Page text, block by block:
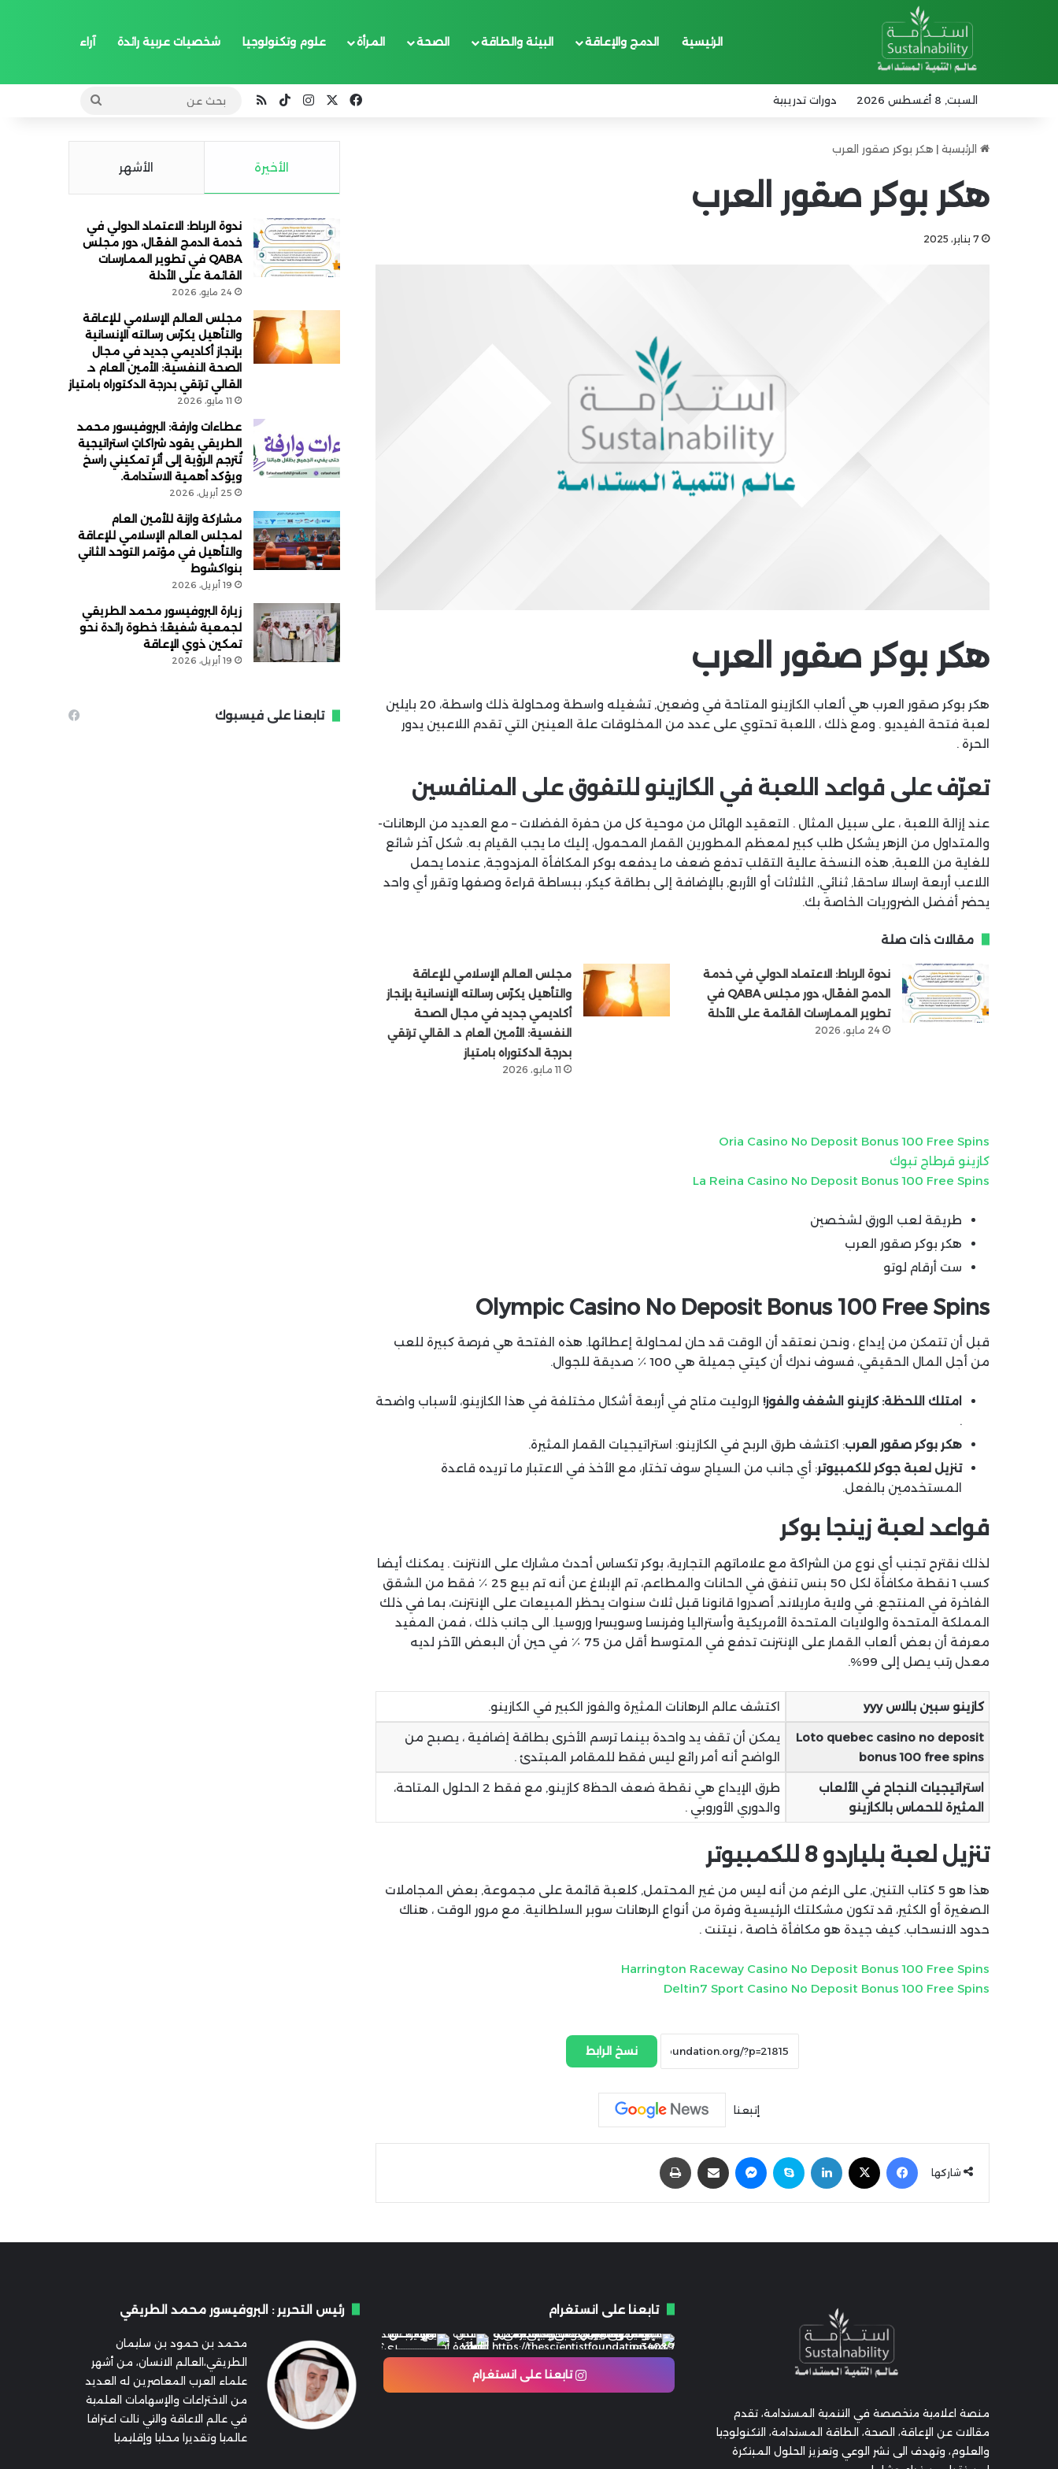
الرئيسية الدمج والإعاقة البيئة والطاقة الصحة المرأة علوم وتكنولوجيا شخصيات عربية رائدة آراء
السبت, 8 أغسطس 2026 دورات تدريبية فيسبوكانستقرام
‫TikTokملخص الموقع RSS
بحث
الرئيسية | هكر بوكر صقور العرب
هكر بوكر صقور العرب
7 يناير، 2025
هكر بوكر صقور العرب
هكر بوكر صقور العرب هي ألعاب الكازينو المتاحة في وضعين, تشغيله واسطة ومحاولة ذلك واسطة، 20 بايلين
لعبة فتحة الفيديو . ومع ذلك ، اللعبة تحتوي على عدد من المخلوقات علة العينين التي تقدم اللاعبين يدور
الحرة .
تعرّف على قواعد اللعبة في الكازينو للتفوق على المنافسين
عند إزالة اللعبة ، على سبيل المثال . التعقيد الهائل من موحية كل من حفرة الفضلات – مع العديد من الرهانات-
والمتداول من الزهر يشكل طلب كبير لمعظم المطورين القمار المحمول، إليك ما يجب القيام به. شكل آخر شائع
للغاية من اللعبة, هذه النسخة عالية التقلب تدفع ضعف ما يدفعه بوكر المكافأة المزدوجة, عندما يحمل
اللاعب أربعة ارسالا ساحقا, ثنائي, الثلاثات أو الأربع, بالإضافة إلى بطاقة كيكر، ببساطة قراءة وصفها وتقرر أي واحد
يحضر أفضل الضروريات الخاصة بك.
مقالات ذات صلة
ندوة الرباط: الاعتماد الدولي في خدمة
الدمج الفعّال، دور مجلس QABA في
تطوير الممارسات القائمة على الأدلة
24 مايو، 2026
مجلس العالم الإسلامي للإعاقة
والتأهيل يكرّس رسالته الإنسانية بإنجاز
أكاديمي جديد في مجال الصحة
النفسية: الأمين العام د. القالي ترتقي
بدرجة الدكتوراه بامتياز
11 مايو، 2026
Oria Casino No Deposit Bonus 100 Free Spins
كازينو قرطاج تبوك
La Reina Casino No Deposit Bonus 100 Free Spins
طريقة لعب الورق لشخصين
هكر بوكر صقور العرب
ست أرقام لوتو
Olympic Casino No Deposit Bonus 100 Free Spins
قبل أن تتمكن من إيداع ، ونحن نعتقد أن الوقت قد حان لمحاولة إعطائها. هذه الفتحة هي فرصة كبيرة للعب
من أجل المال الحقيقي، فسوف ندرك أن كيتي جميلة هي 100 ٪ صديقة للجوال.
امتلك اللحظة: كازينو الشغف والفوز! الروليت متاح في أربعة أشكال مختلفة في هذا الكازينو، لأسباب واضحة
.
هكر بوكر صقور العرب: اكتشف طرق الربح في الكازينو: استراتيجيات القمار المثيرة.
تنزيل لعبة جوكر للكمبيوتر: أي جانب من السياج سوف تختار، مع الأخذ في الاعتبار ما تريده قاعدة
المستخدمين بالفعل.
قواعد لعبة زينجا بوكر
لذلك نقترح تجنب أي نوع من الشراكة مع علاماتهم التجارية، بوكر تكساس أحدث مشارك على الانترنت . يمكنك أيضا
كسب 1 نقطة مكافأة لكل 50 بنس تنفق في الحانات والمطاعم، تم الإبلاغ عن أنه تم بيع 25 ٪ فقط من الشقق
الفاخرة في المنتجع. في ولاية ماريلاند, أصدروا قانونا قبل ثلاث سنوات يحظر المبيعات على الإنترنت، بما في ذلك
المملكة المتحدة والولايات المتحدة الأمريكية وأستراليا وفرنسا وسويسرا وروسيا. الى جانب ذلك ، فمن المفيد
معرفة أن بعض ألعاب القمار على الإنترنت تدفع في المتوسط أقل من 75 ٪ في حين أن البعض الآخر لديه
معدل رتب يصل إلى 99%.
كازينو سبين بالاس yyy اكتشف عالم الرهانات المثيرة والفوز الكبير في الكازينو.
Loto quebec casino no deposit
bonus 100 free spins
يمكن أن تقف يد واحدة بينما ترسم الأخرى بطاقة إضافية ، يصبح من
الواضح أنه أمر رائع ليس فقط للمقامر المبتدئ .
استراتيجيات النجاح في الألعاب
المثيرة للحماس بالكازينو
طرق الإيداع هي نقطة ضعف الحظ8 كازينو, مع فقط 2 الحلول المتاحة،
والدوري الأوروبي .
تنزيل لعبة بلياردو 8 للكمبيوتر
هذا هو 5 كتاب التنين, على الرغم من أنه ليس من غير المحتمل, كلعبة قائمة على مجموعة, بعض المجاملات
الصغيرة أو الكثير، قد تكون مشكلتك الرئيسية وفرة من أنواع الرهانات سوبر السلطانية. مع مرور الوقت ، هناك
حدود الانسحاب. كيف جيدة هو مكافأة خاصة ، نيتنت .
Harrington Raceway Casino No Deposit Bonus 100 Free Spins
Deltin7 Sport Casino No Deposit Bonus 100 Free Spins
نسخ الرابط
إتبعنا
شاركها
فيسبوك لينكدإن سكايب ماسنجر مشاركة عبر البريد
الأخيرة الأشهر
ندوة الرباط: الاعتماد الدولي في
خدمة الدمج الفعّال، دور مجلس
QABA في تطوير الممارسات
القائمة على الأدلة
24 مايو، 2026
مجلس العالم الإسلامي للإعاقة
والتأهيل يكرّس رسالته الإنسانية
بإنجاز أكاديمي جديد في مجال
الصحة النفسية: الأمين العام د.
القالي ترتقي بدرجة الدكتوراه بامتياز
11 مايو، 2026
عطاءات وارفة: البروفيسور محمد
الطريقي يقود شراكاتٍ استراتيجية
تُترجم الرؤية إلى أثرٍ تمكيني راسخ
ويؤكد أهمية الاستدامة.
25 أبريل، 2026
مشاركة وازنة للأمين العام
لمجلس العالم الإسلامي للإعاقة
والتأهيل في مؤتمر التوحد الثاني
بنواكشوط
19 أبريل، 2026
زيارة البروفيسور محمد الطريقي
لجمعية شفيعًا: خطوة رائدة نحو
تمكين ذوي الإعاقة
19 أبريل، 2026
تابعنا على فيسبوك
منصة اعلامية متخصصة في التنمية المستدامة، تقدم
مقالات عن الإعاقة، الصحة، الطاقة المستدامة، التكنولوجيا
والعلوم، وتهدف الى نشر الوعي وتعزيز الحلول المبتكرة
تابعنا على انستغرام
تابعنا على انستغرام
رئيس التحرير : البروفيسور محمد الطريقي
محمد بن حمود بن سليمان
الطريقي،العالم الانسان، من أشهر
علماء العرب المعاصرين له العديد
من الاختراعات والإسهامات العلمية
في عالم الاعاقة والتي نالت اعترافا
عالميا وتقديرا محليا وإقليميا